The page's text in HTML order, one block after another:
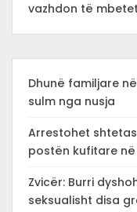
vazhdon të
Dhunë familjare
sulm nga nusja
Arrestohet
postën kufitare
Zvicër: Burri
seksualisht disa